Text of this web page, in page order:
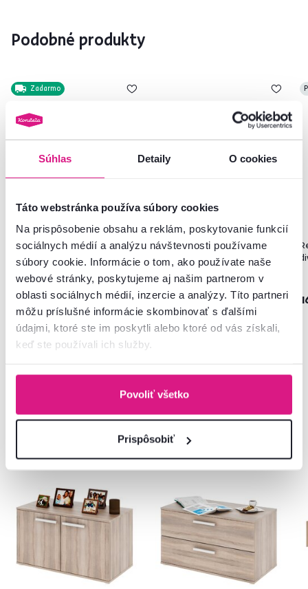
Súhlas Detaily O cookies
Táto webstránka používa súbory cookies
Na prispôsobenie obsahu a reklám, poskytovanie funkcií
sociálnych médií a analýzu návštevnosti používame
súbory cookie. Informácie o tom, ako používate naše
webové stránky, poskytujeme aj našim partnerom v
oblasti sociálnych médií, inzercie a analýzy. Títo partneri
môžu príslušné informácie skombinovať s ďalšími
údajmi, ktoré ste im poskytli alebo ktoré od vás získali,
keď ste používali ich služby.
Povoliť všetko
Prispôsobiť
Podobné produkty
Zadarmo
4,8 1
RTV stolík, sosna nordická/dub
divoký, ROYAL RS
299 €
Konferenčný stolík, sosna
nordická/dub divoký, ROYAL LN
109 €
Často kupované spolu
Akcia Slovenský výrobok Akcia Slovenský výrobok